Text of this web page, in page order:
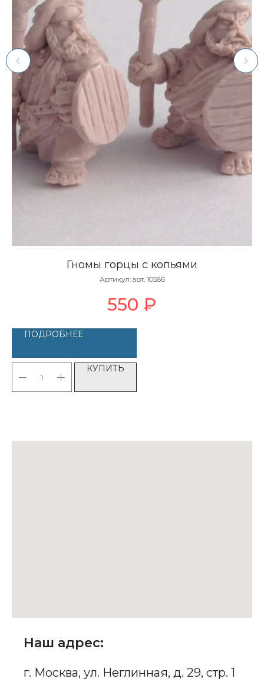
Гномы горцы с копьями
Артикул: арт. 10586
550 ₽
ПОДРОБНЕЕ
КУПИТЬ
Наш адрес:
г. Москва, ул. Неглинная, д. 29, стр. 1